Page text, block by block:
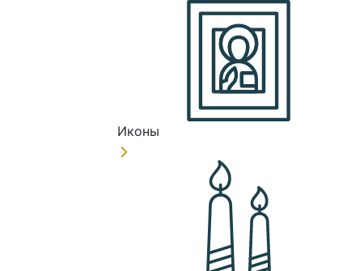
Иконы